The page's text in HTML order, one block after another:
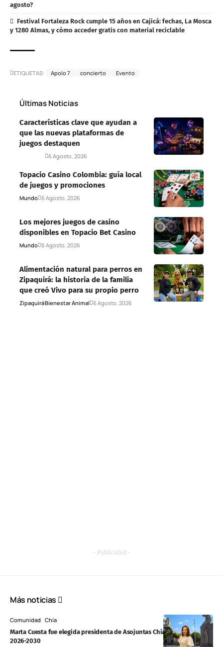
agosto?
Festival Fortaleza Rock cumple 15 años en Cajicá: fechas, La Mosca
y 1280 Almas, y cómo acceder gratis con material reciclable
ETIQUETAS: Apolo 7 concierto Evento
Últimas Noticias
Características clave que ayudan a
que las nuevas plataformas de
juegos destaquen
6 Agosto, 2026
Topacio Casino Colombia: guía local
de juegos y promociones
Mundo 6 Agosto, 2026
Los mejores juegos de casino
disponibles en Topacio Bet Casino
Mundo 6 Agosto, 2026
Alimentación natural para perros en
Zipaquirá: la historia de la familia
que creó Vivo para su propio perro
ZipaquiráBienestar Animal 6 Agosto, 2026
- Publicidad -
Más noticias
Comunidad Chía
Marta Cuesta fue elegida presidenta de Asojuntas Chía para el periodo
2026-2030